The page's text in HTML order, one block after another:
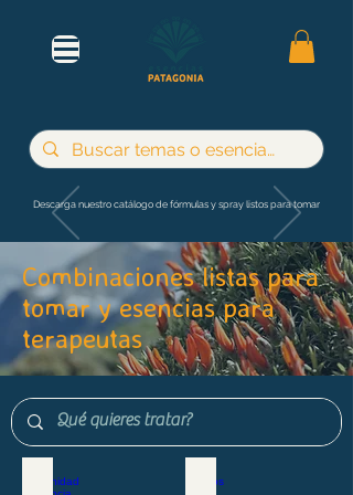
Descarga nuestro catálogo de fórmulas y spray listos para tomar
Combinaciones listas para
tomar y esencias para
terapeutas
Maternidad e infancia Adultos y jóvenes